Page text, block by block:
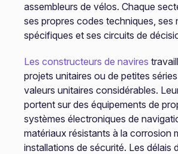
assembleurs de vélos. Chaque
ses propres codes techniques, ses
spécifiques et ses circuits de
Les constructeurs de navires
projets unitaires ou de petites
valeurs unitaires considérables.
portent sur des équipements de
systèmes électroniques de
matériaux résistants à la corrosion
installations de sécurité. Les délais